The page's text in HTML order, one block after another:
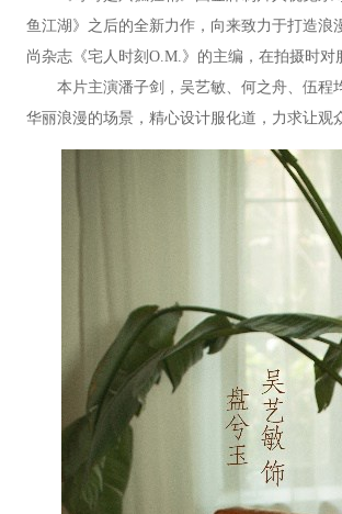
鱼江湖》之后的全新力作，向来致力于打造
尚杂志《宅人时刻O.M.》的主编，在拍摄时
本片主演潘子剑，吴艺敏、何之舟、伍程
华丽浪漫的场景，精心设计服化道，力求让观